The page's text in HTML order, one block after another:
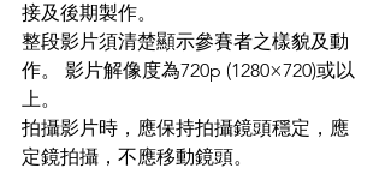
接及後期製作。
整段影片須清楚顯示參賽者之樣貌及動
作。 影片解像度為720p (1280×720)或以
上。
拍攝影片時，應保持拍攝鏡頭穩定，應
定鏡拍攝，不應移動鏡頭。